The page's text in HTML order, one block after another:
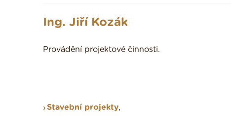
Ing. Jiří Kozák
Provádění projektové činnosti.
Stavební projekty,